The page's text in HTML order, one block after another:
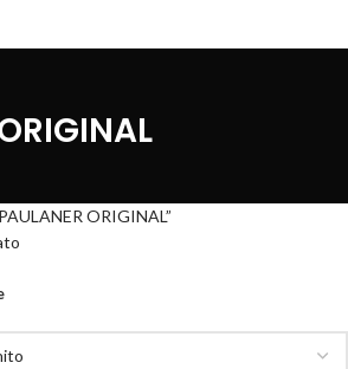
ORIGINAL”